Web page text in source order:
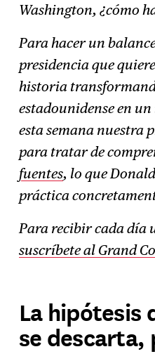
Washington, ¿cómo
Para hacer un
presidencia que
historia
estadounidense en
esta semana nuestra
para tratar de
fuentes, lo que
práctica
Para recibir cada día
suscríbete al Grand
La hipótesis
se descarta,